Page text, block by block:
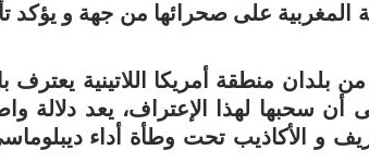
المغربية على صحرائها من جهة و يؤكد
بلدان منطقة أمريكا اللاتينية
إلى أن سحبها لهذا الإعتراف، يعد
و الأكاذيب تحت وطأة أداء